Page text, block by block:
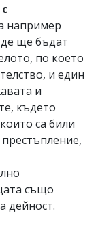
например
ще бъдат
по което
и един
и
където
са били
също
дейност.